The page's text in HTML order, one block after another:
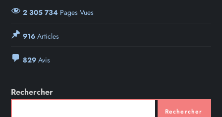
2 305 734 Pages Vues
916 Articles
829 Avis
Rechercher
Rechercher